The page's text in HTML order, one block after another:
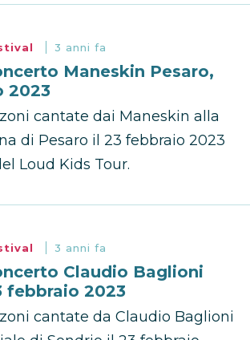
3 anni fa
Maneskin Pesaro,
2023
cantate dai Maneskin alla
di Pesaro il 23 febbraio 2023
Loud Kids Tour.
3 anni fa
Claudio Baglioni
febbraio 2023
cantate da Claudio Baglioni